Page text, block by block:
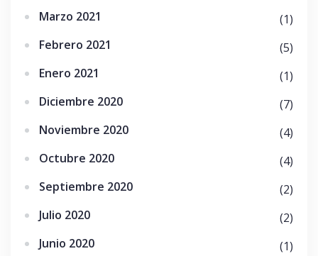
Marzo 2021
(1)
Febrero 2021
(5)
Enero 2021
(1)
Diciembre 2020
(7)
Noviembre 2020
(4)
Octubre 2020
(4)
Septiembre 2020
(2)
Julio 2020
(2)
Junio 2020
(1)